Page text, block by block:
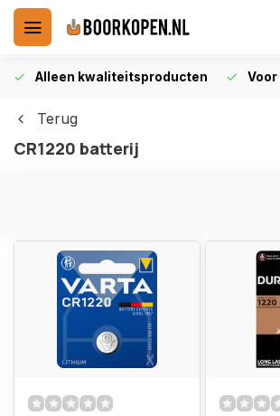
Alleen kwaliteitsproducten
Terug
CR1220 batterij